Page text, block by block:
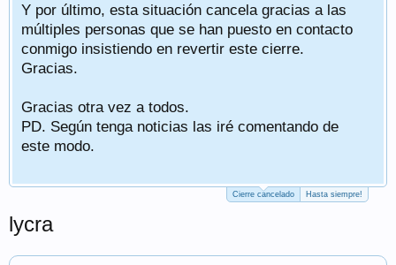
Y por último, esta situación cancela gracias a las
múltiples personas que se han puesto en contacto
conmigo insistiendo en revertir este cierre.
Gracias.
Gracias otra vez a todos.
PD. Según tenga noticias las iré comentando de
este modo.
Cierre cancelado Hasta siempre!
lycra